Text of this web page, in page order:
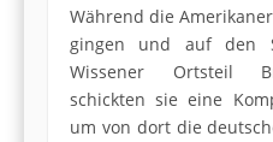
Während die
gingen und auf den
Wissener Ortsteil
schickten sie eine
um von dort die